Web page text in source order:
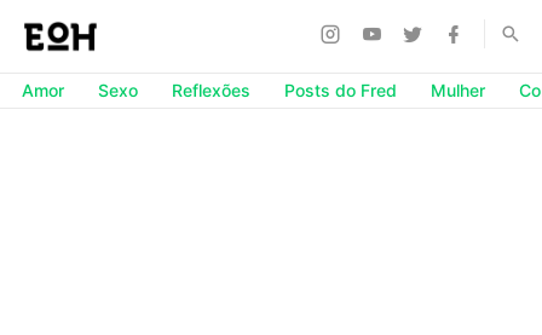
Amor Sexo Reflexões Posts do Fred Mulher